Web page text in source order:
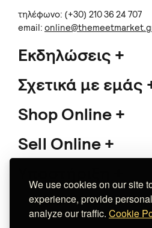
We use cookies on our site
experience, provide
analyze our traffic. Cookie
τηλέφωνο: (+30) 210 36 24 707
email:
Εκδηλώσεις
Σχετικά με εμάς
Shop Online
Sell Online